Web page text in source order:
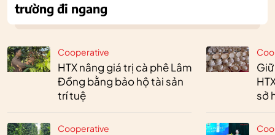
Cooperative
HTX nâng giá trị cà phê Lâm
Đồng bằng bảo hộ tài sản
trí tuệ
Cooperative
sở
trường đi ngang